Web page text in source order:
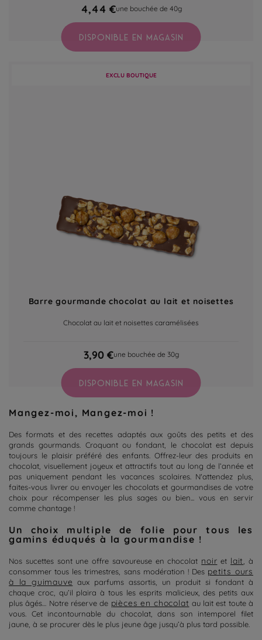
4,44 €une bouchée de 40g
DISPONIBLE EN MAGASIN
EXCLU BOUTIQUE
Barre gourmande chocolat au lait et noisettes
Chocolat au lait et noisettes caramélisées
3,90 €une bouchée de 30g
DISPONIBLE EN MAGASIN
Mangez-moi, Mangez-moi !
Des formats et des recettes adaptés aux goûts des petits et des
grands gourmands. Croquant ou fondant, le chocolat est depuis
toujours le plaisir préféré des enfants. Offrez-leur des produits en
chocolat, visuellement joyeux et attractifs tout au long de l’année et
pas uniquement pendant les vacances scolaires. N'attendez plus,
faites-vous livrer ou envoyer les chocolatset gourmandises de votre
choix pour récompenser les plus sages ou bien... vous en servir
comme chantage !
Un choix multiple de folie pour tous les
gamins éduqués à la gourmandise !
Nos sucettes sont une offre savoureuse en chocolat noir et lait
, à
consommer tous les trimestres, sans modération ! Des petits ours
à la guimauve aux parfums assortis, un produit si fondant à
chaque croc, qu’il plaira à tous les esprits malicieux, des petits aux
plus âgés… Notre réserve de pièces en chocolat au lait est toute à
vous. Cet incontournable du chocolat, dans son intemporel filet
jaune, à se procurer dès le plus jeune âge jusqu’à plus tard possible.